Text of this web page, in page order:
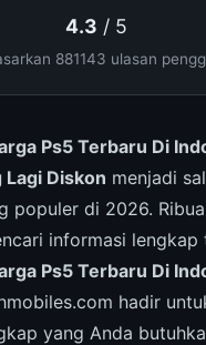
4.3 / 5
881143 ulasan
Ps5 Terbaru Di
Lagi Diskon menjadi
populer di 2026.
informasi lengkap
Ps5 Terbaru Di
hadir
yang Anda